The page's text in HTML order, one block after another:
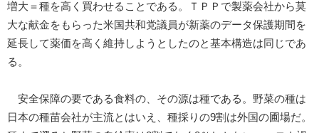
増大＝種を高く買わせることである。ＴＰＰで製薬会社から莫
大な献金をもらった米国共和党議員が新薬のデータ保護期間を
延長して薬価を高く維持しようとしたのと基本構造は同じであ
る。
安全保障の要である食料の、その源は種である。野菜の種は
日本の種苗会社が主流とはいえ、種採りの9割は外国の圃場だ。